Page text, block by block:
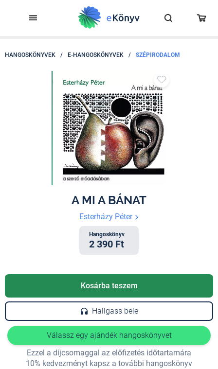
HANGOSKÖNYVEK / E-HANGOSKÖNYVEK / SZÉPIRODALOM
A MI A BÁNAT
Esterházy Péter
Hangoskönyv
2 390 Ft
Kosárba teszem
Hallgass bele
Válassz egy ajándék hangoskönyvet
Ezzel a díjcsomaggal az előfizetés időtartamára
10% kedvezményt kapsz a további hangoskönyv